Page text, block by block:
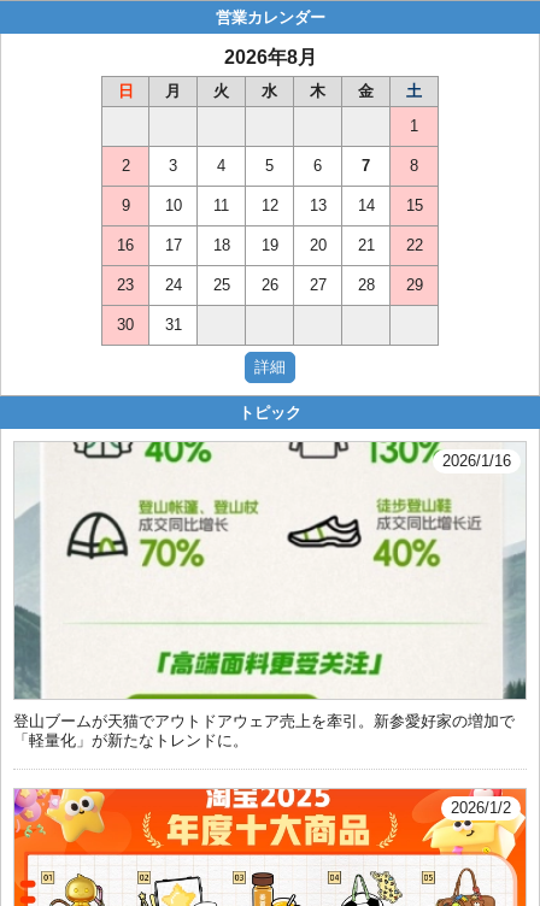
営業カレンダー
2026年8月
日 月 火 水 木 金
土
1
2 3 4 5 6 7 8
9 10 11 12 13 14 15
16 17 18 19 20 21 22
23 24 25 26 27 28 29
30 31
トピック
2026/1/16
登山ブームが天猫でアウトドアウェア売上を牽引。新参愛好家の増加で
「軽量化」が新たなトレンドに。
2026/1/2